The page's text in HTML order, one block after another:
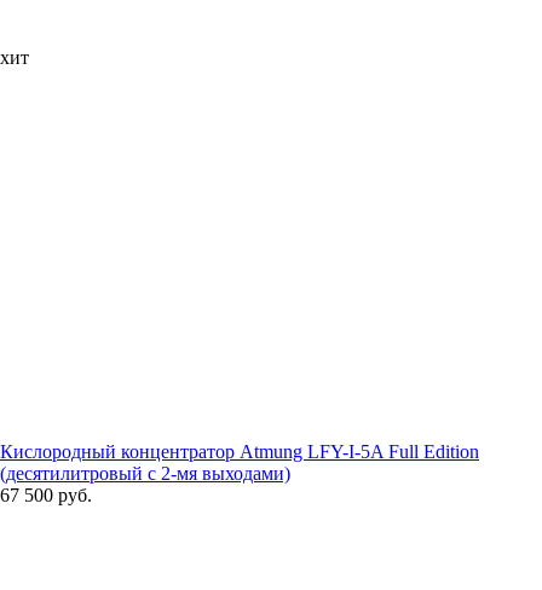
хит
Кислородный концентратор Atmung LFY-I-5A Full Edition
(десятилитровый с 2-мя выходами)
67 500 руб.